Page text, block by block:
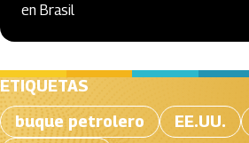
en Brasil
ETIQUETAS
buque petrolero
EE.UU.